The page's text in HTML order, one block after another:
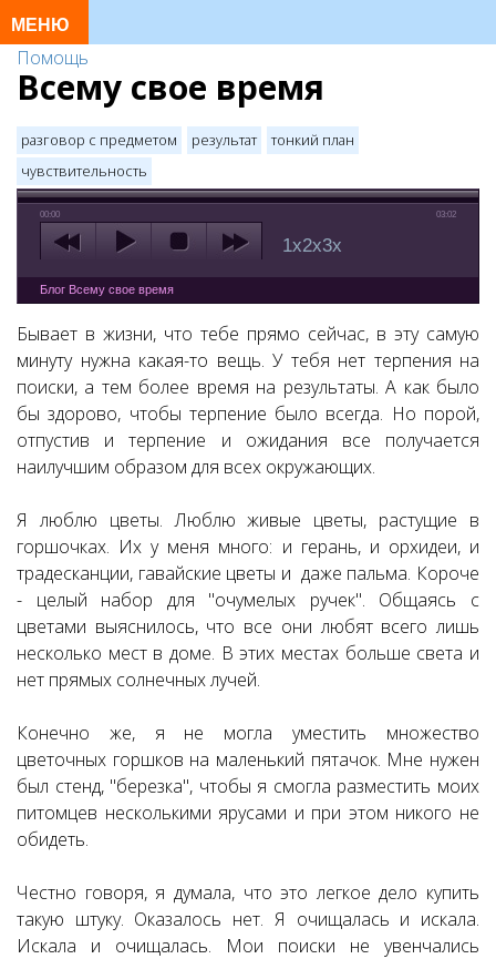
Помощь
Всему свое время
разговор с предметом результат
тонкий план
чувствительность
00:00 03:02
1x2x3x
Блог Всему свое время
Бывает в жизни, что тебе прямо сейчас, в эту самую
минуту нужна какая-то вещь. У тебя нет терпения на
поиски, а тем более время на результаты. А как было
бы здорово, чтобы терпение было всегда. Но порой,
отпустив и терпение и ожидания все получается
наилучшим образом для всех окружающих.
Я люблю цветы. Люблю живые цветы, растущие в
горшочках. Их у меня много: и герань, и орхидеи, и
традесканции, гавайские цветы и даже пальма. Короче
- целый набор для "очумелых ручек". Общаясь с
цветами выяснилось, что все они любят всего лишь
несколько мест в доме. В этих местах больше света и
нет прямых солнечных лучей.
Конечно же, я не могла уместить множество
цветочных горшков на маленький пятачок. Мне нужен
был стенд, "березка", чтобы я смогла разместить моих
питомцев несколькими ярусами и при этом никого не
обидеть.
Честно говоря, я думала, что это легкое дело купить
такую штуку. Оказалось нет. Я очищалась и искала.
Искала и очищалась. Мои поиски не увенчались